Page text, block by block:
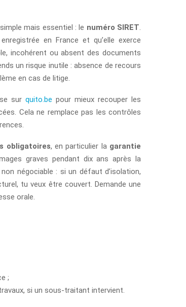
mais essentiel : le numéro SIRET.
en France et qu’elle exerce
incohérent ou absent des documents
un risque inutile : absence de recours
en cas de litige.
surquito.be pour mieux recouper les
Cela ne remplace pas les contrôles
obligatoires, en particulier la garantie
graves pendant dix ans après la
négociable : si un défaut d’isolation,
tu veux être couvert. Demande une
orale.
;
si un sous-traitant intervient.